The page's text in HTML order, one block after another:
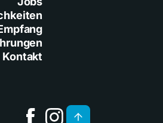
Kontakt